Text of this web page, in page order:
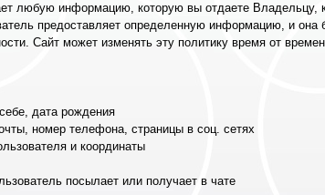
любую информацию, которую вы отдаете Владельцу,
предоставляет определенную информацию, и она
Сайт может изменять эту политику время от
дата рождения
номер телефона, страницы в соц. сетях
и координаты
посылает или получает в чате